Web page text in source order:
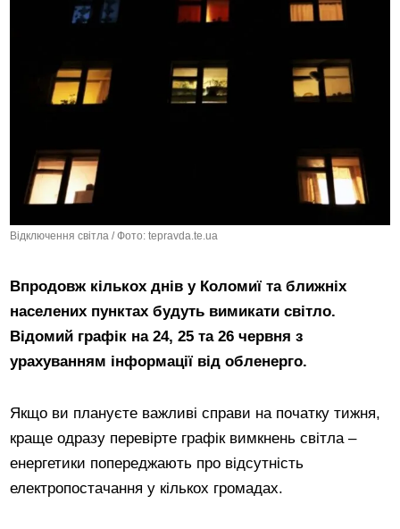
Відключення світла / Фото: tepravda.te.ua
Впродовж кількох днів у Коломиї та ближніх
населених пунктах будуть вимикати світло.
Відомий графік на 24, 25 та 26 червня з
урахуванням інформації від обленерго.
Якщо ви плануєте важливі справи на початку тижня,
краще одразу перевірте графік вимкнень світла –
енергетики попереджають про відсутність
електропостачання у кількох громадах.